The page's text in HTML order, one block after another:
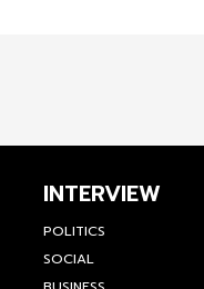
INTERVIEW
POLITICS
SOCIAL